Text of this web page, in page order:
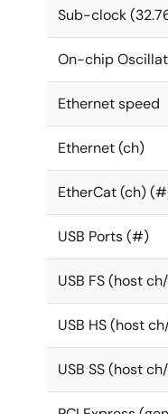
Sub-clock
On-chip
Ethernet speed
Ethernet (ch)
EtherCat (ch)
USB Ports (#)
USB FS (host
USB HS (host
USB SS (host